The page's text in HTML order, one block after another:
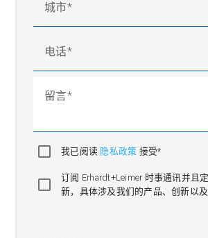
城市
电话
留言
我已阅读 隐私政策 接受*
订阅 Erhardt+Leimer 时事通讯并且
新，具体涉及我们的产品、创新以及